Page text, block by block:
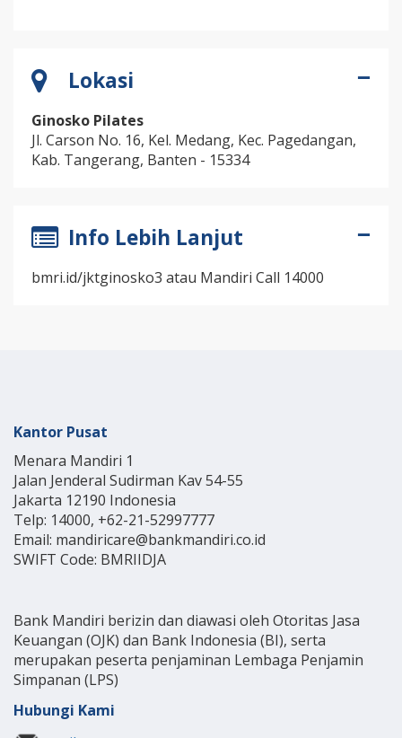
Lokasi
Ginosko Pilates
Jl. Carson No. 16, Kel. Medang, Kec. Pagedangan,
Kab. Tangerang, Banten - 15334
Info Lebih Lanjut
bmri.id/jktginosko3 atau Mandiri Call 14000
Kantor Pusat
Menara Mandiri 1
Jalan Jenderal Sudirman Kav 54-55
Jakarta 12190 Indonesia
Telp: 14000, +62-21-52997777
Email: mandiricare@bankmandiri.co.id
SWIFT Code: BMRIIDJA
Bank Mandiri berizin dan diawasi oleh Otoritas Jasa
Keuangan (OJK) dan Bank Indonesia (BI), serta
merupakan peserta penjaminan Lembaga Penjamin
Simpanan (LPS)
Hubungi Kami